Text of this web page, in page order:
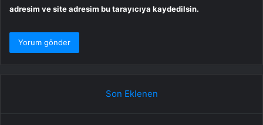
adresim ve site adresim bu tarayıcıya kaydedilsin.
Son Eklenen